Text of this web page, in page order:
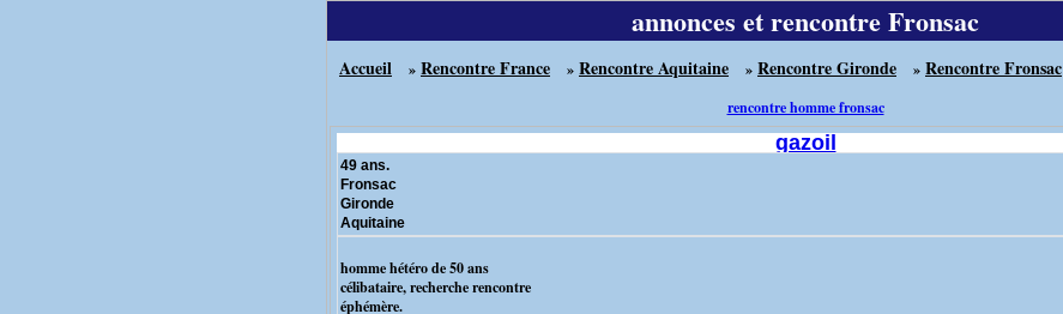
annonces et rencontre Fronsac
Accueil » Rencontre France » Rencontre Aquitaine » Rencontre Gironde » Rencontre Fronsac
rencontre homme fronsac
gazoil
49 ans.
Fronsac
Gironde
Aquitaine
homme hétéro de 50 ans
célibataire, recherche rencontre
éphémère.